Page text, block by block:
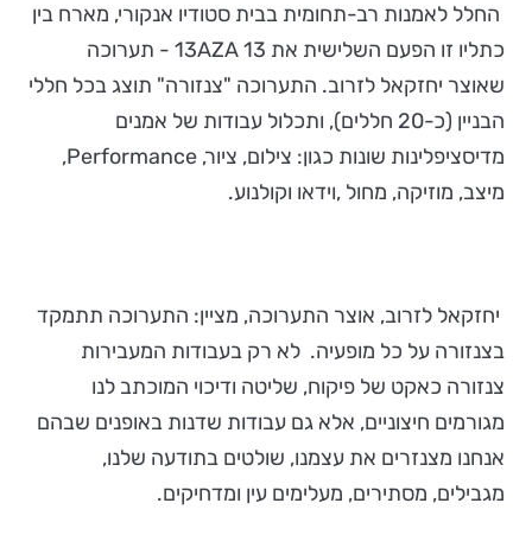
החלל לאמנות רב-תחומית בבית סטודיו אנקורי, מארח בין
כתליו זו הפעם השלישית את 13AZA 13 - תערוכה
שאוצר יחזקאל לזרוב. התערוכה "צנזורה" תוצג בכל חללי
הבניין (כ-20 חללים), ותכלול עבודות של אמנים
מדיסציפלינות שונות כגון: צילום, ציור, Performance,
מיצב, מוזיקה, מחול ,וידאו וקולנוע.
יחזקאל לזרוב, אוצר התערוכה, מציין: התערוכה תתמקד
בצנזורה על כל מופעיה. לא רק בעבודות המעבירות
צנזורה כאקט של פיקוח, שליטה ודיכוי המוכתב לנו
מגורמים חיצוניים, אלא גם עבודות שדנות באופנים שבהם
אנחנו מצנזרים את עצמנו, שולטים בתודעה שלנו,
מגבילים, מסתירים, מעלימים עין ומדחיקים.